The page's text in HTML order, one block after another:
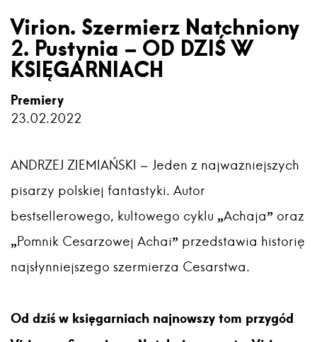
Virion. Szermierz Natchniony
2. Pustynia – OD DZIŚ W
KSIĘGARNIACH
Premiery
23.02.2022
ANDRZEJ ZIEMIAŃSKI – Jeden z najważniejszych
pisarzy polskiej fantastyki. Autor
bestsellerowego, kultowego cyklu „Achaja” oraz
„Pomnik Cesarzowej Achai” przedstawia historię
najsłynniejszego szermierza Cesarstwa.
Od dziś w księgarniach najnowszy tom przygód